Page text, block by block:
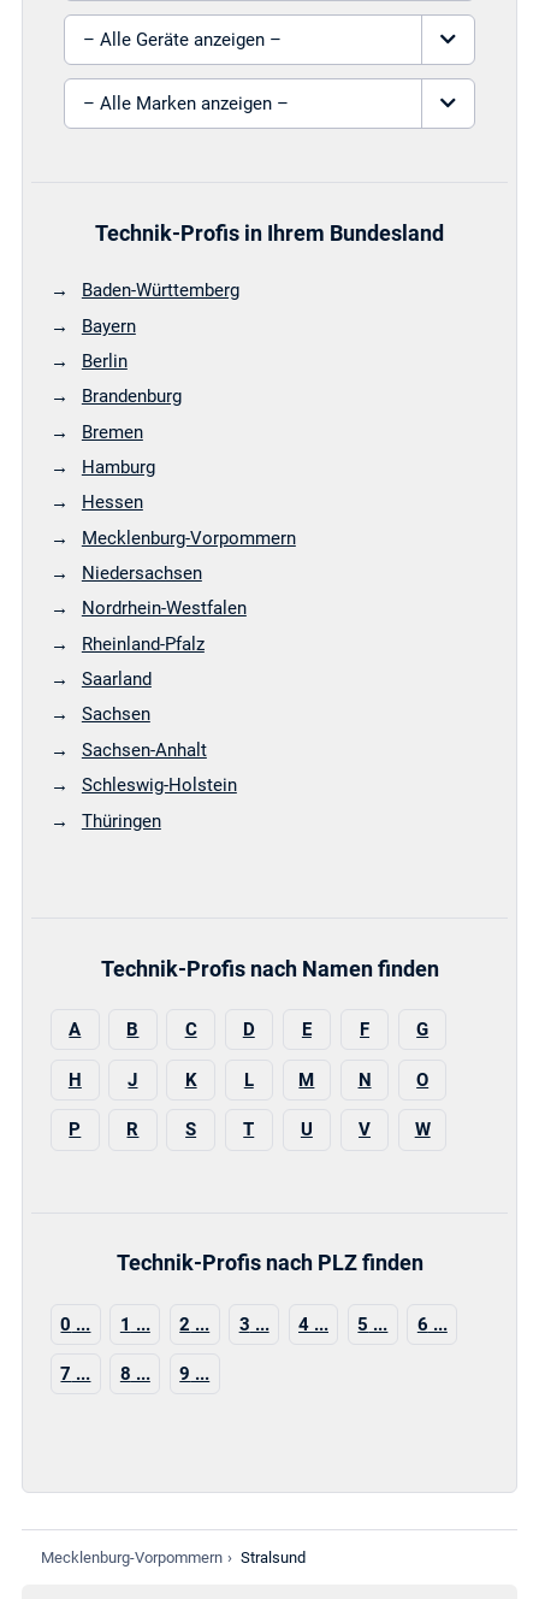
Gerät auswählen
Marke auswählen
Technik-Profis in Ihrem Bundesland
Baden-Württemberg
Bayern
Berlin
Brandenburg
Bremen
Hamburg
Hessen
Mecklenburg-Vorpommern
Niedersachsen
Nordrhein-Westfalen
Rheinland-Pfalz
Saarland
Sachsen
Sachsen-Anhalt
Schleswig-Holstein
Thüringen
Technik-Profis nach Namen finden
A B C D E F G
H J K L M N O
P R S T U V W
Technik-Profis nach PLZ finden
0 1 2 3 4 5 6
7 8 9
Mecklenburg-Vorpommern › Stralsund